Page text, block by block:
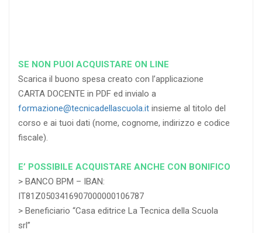
SE NON PUOI ACQUISTARE ON LINE
Scarica il buono spesa creato con l’applicazione
CARTA DOCENTE in PDF ed invialo a
formazione@tecnicadellascuola.it insieme al titolo del
corso e ai tuoi dati (nome, cognome, indirizzo e codice
fiscale).
E’ POSSIBILE ACQUISTARE ANCHE CON BONIFICO
> BANCO BPM – IBAN:
IT81Z0503416907000000106787
> Beneficiario “Casa editrice La Tecnica della Scuola
srl”